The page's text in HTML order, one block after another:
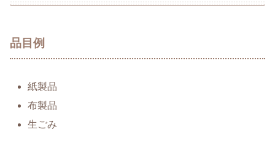
品目例
紙製品
布製品
生ごみ